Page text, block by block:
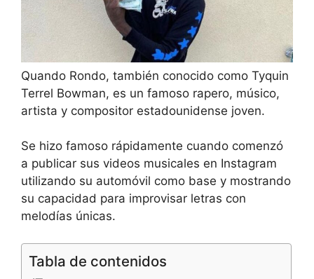
Quando Rondo, también conocido como Tyquin
Terrel Bowman, es un famoso rapero, músico,
artista y compositor estadounidense joven.
Se hizo famoso rápidamente cuando comenzó
a publicar sus videos musicales en Instagram
utilizando su automóvil como base y mostrando
su capacidad para improvisar letras con
melodías únicas.
Tabla de contenidos